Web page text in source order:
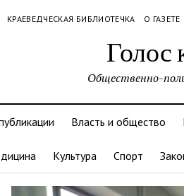
КРАЕВЕДЧЕСКАЯ БИБЛИОТЕЧКА О ГАЗЕТЕ
Голос
Общественно-
Власть и общество
Культура Спорт